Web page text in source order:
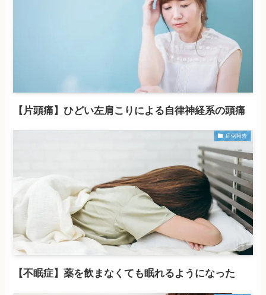
【片頭痛】ひどい左肩こりによる自律神経系の頭痛
症例報告
【不眠症】薬を飲まなくても眠れるようになった